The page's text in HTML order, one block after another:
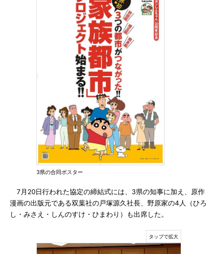
3県の合同ポスター
7月20日行われた協定の締結式には、3県の知事に加え、原作
漫画の出版元である双葉社の戸塚源久社長、野原家の4人（ひろ
し・みさえ・しんのすけ・ひまわり）も出席した。